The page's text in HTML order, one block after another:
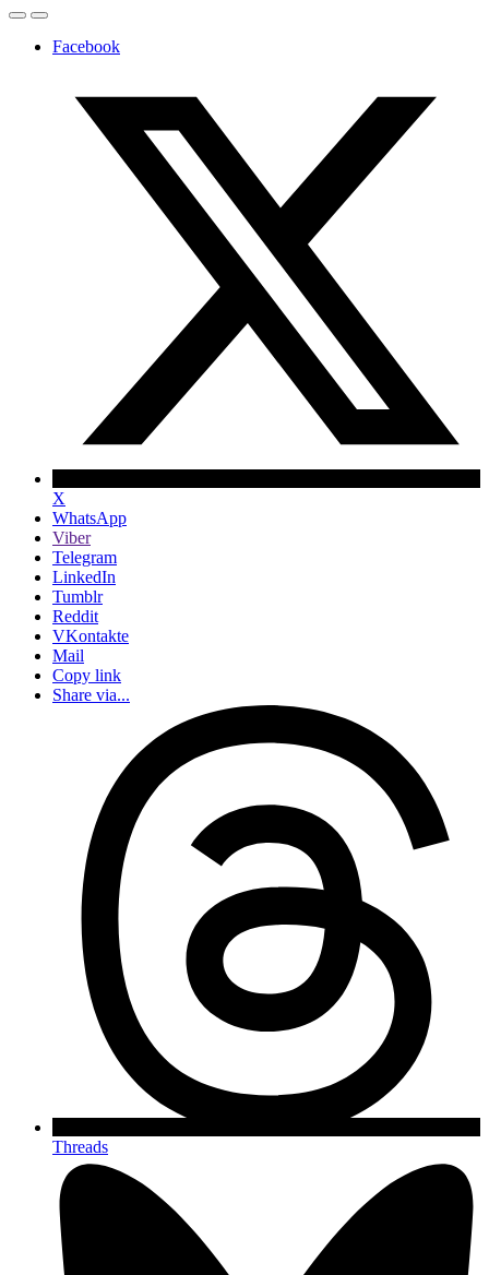
Facebook
X
WhatsApp
Viber
Telegram
LinkedIn
Tumblr
Reddit
VKontakte
Mail
Copy link
Share via...
Threads